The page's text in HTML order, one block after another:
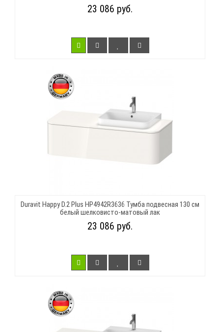
23 086 руб.
Duravit Happy D.2 Plus HP4942R3636 Тумба подвесная 130 см
белый шелковисто-матовый лак
23 086 руб.